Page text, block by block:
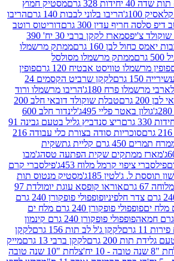
328 גרם
מסטיק חמוץ
100ג' הריבו בלוני לבבות 140 גרם
הריבו
סלסה חריף עדין 300 גרם
דוריטוס רוטב
שוקולד צ'יפס
מארז לקקן ברבי 30 יח' 390
כחול לבן 160 גרם
ממתק מרשמלו
ממתק מרשמלו מסולסל
פופין מרשמלו טוויסט אבטיח 120 גרם
פופין
150 גרם
לקקן שרביט הקסמים 24
לארבי מרשמלו פרח 180ג'
הריבו מרשמלו ורוד
גרם
טבלת שוקולד דובאי חלב 200
גולון באטר פליי 495ג'
לינדור חלב 600
ריצ סנדביץ גליל בטעם גבינה 91
סוכריות סודה בצורת כלי עבודה 216
תמרים 450 גרם קליית גת
שקית
מארז ממתקים שקית הפתעה טסהג'מבו
פילסברי ציפוי קרמל מלוח 453ג'
פילסברי קרם
תוססת ל. ג'לטין 185ג'
מסטיק מנטוס תות
67 גרם
אוראו קופסא עוגת יומולדת 97
פופפולי פופקורן 240 גרם
פופפולי פופקורן 240 גרם מלח ים
פופפולי פופקורן 240 גרם קינמון
גרם לקקן ג'ל לב תות 156 גרם
לקקן
תות 200 גרם לקקן ברבי 13 גרם
מייק
טובה - 10 יח'
צלחת "10 שנה טובה